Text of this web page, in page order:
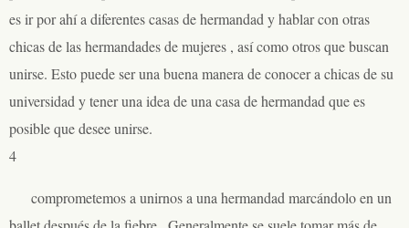
es ir por ahí a diferentes casas de hermandad y hablar con otras
chicas de las hermandades de mujeres , así como otros que buscan
unirse. Esto puede ser una buena manera de conocer a chicas de su
universidad y tener una idea de una casa de hermandad que es
posible que desee unirse.
4
comprometemos a unirnos a una hermandad marcándolo en un